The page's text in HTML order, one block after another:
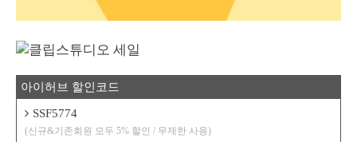
아이허브 할인코드
SSF5774
(신규&기존회원 모두 5% 할인 / 무제한 사용)